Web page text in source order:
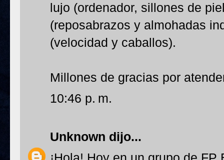
lujo (ordenador, sillones de
(reposabrazos y almohadas
(velocidad y caballos).
Millones de gracias por
10:46 p. m.
Unknown dijo...